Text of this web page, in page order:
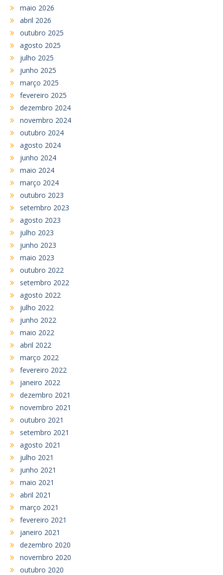
maio 2026
abril 2026
outubro 2025
agosto 2025
julho 2025
junho 2025
março 2025
fevereiro 2025
dezembro 2024
novembro 2024
outubro 2024
agosto 2024
junho 2024
maio 2024
março 2024
outubro 2023
setembro 2023
agosto 2023
julho 2023
junho 2023
maio 2023
outubro 2022
setembro 2022
agosto 2022
julho 2022
junho 2022
maio 2022
abril 2022
março 2022
fevereiro 2022
janeiro 2022
dezembro 2021
novembro 2021
outubro 2021
setembro 2021
agosto 2021
julho 2021
junho 2021
maio 2021
abril 2021
março 2021
fevereiro 2021
janeiro 2021
dezembro 2020
novembro 2020
outubro 2020